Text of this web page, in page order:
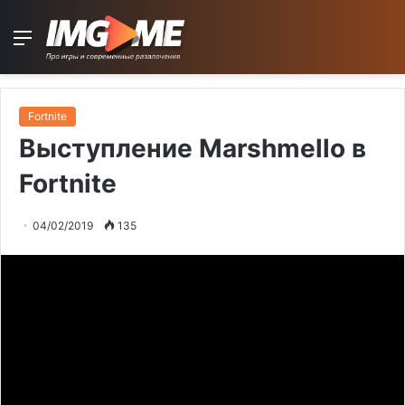
Menu
Fortnite
Выступление Marshmello в
Fortnite
04/02/2019 135